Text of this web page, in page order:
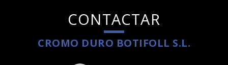
CONTACTAR
CROMO DURO BOTIFOLL S.L.